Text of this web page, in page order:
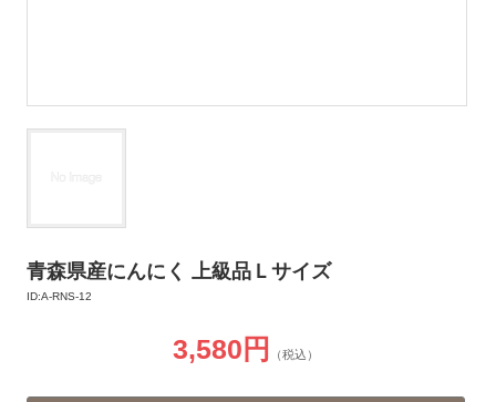
青森県産にんにく 上級品Ｌサイズ
ID:A-RNS-12
3,580円 （税込）